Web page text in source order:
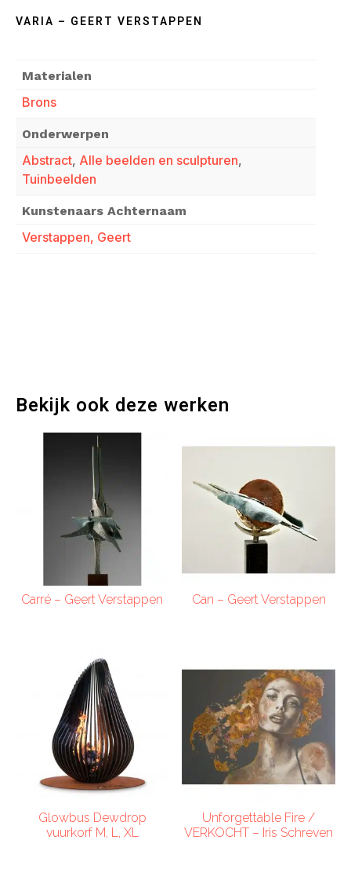
VARIA – GEERT VERSTAPPEN
Materialen
Brons
Onderwerpen
Abstract, Alle beelden en sculpturen,
Tuinbeelden
Kunstenaars Achternaam
Verstappen, Geert
Bekijk ook deze werken
Carré – Geert Verstappen Can – Geert Verstappen
Glowbus Dewdrop
vuurkorf M, L, XL
Unforgettable Fire /
VERKOCHT – Iris Schreven